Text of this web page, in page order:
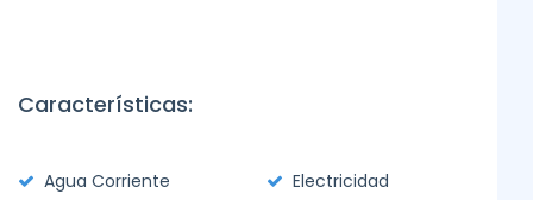
Características:
Agua Corriente
Electricidad